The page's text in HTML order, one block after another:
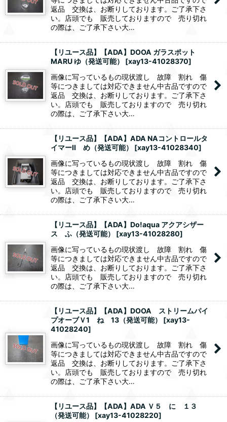
返品 交換は、お断りしております。ご了承下さ
い。店頭でも 販売しておりますので 売り切れ
の際は、ご了承下さい大…
【リユース品】【ADA】DOOA ガラスポット
MARU ゆ（発送可能）
[xay13-41028370]
画像に写っているもの現状渡し 故障 割れ 傷
等につきましては対応できません中古品ですので
返品 交換は、お断りしております。ご了承下さ
い。店頭でも 販売しておりますので 売り切れ
の際は、ご了承下さい大…
【リユース品】【ADA】ADA NAコントロールタ
イマーII め（発送可能）
[xay13-41028340]
画像に写っているもの現状渡し 故障 割れ 傷
等につきましては対応できません中古品ですので
返品 交換は、お断りしております。ご了承下さ
い。店頭でも 販売しておりますので 売り切れ
の際は、ご了承下さい大…
【リユース品】【ADA】Do!aqua アクアシザー
ス ふ（発送可能）
[xay13-41028280]
画像に写っているもの現状渡し 故障 割れ 傷
等につきましては対応できません中古品ですので
返品 交換は、お断りしております。ご了承下さ
い。店頭でも 販売しておりますので 売り切れ
の際は、ご了承下さい大…
【リユース品】【ADA】DOOA ストリームパイ
プオーブＶ1 ね 13（発送可能）
[xay13-
41028240]
画像に写っているもの現状渡し 故障 割れ 傷
等につきましては対応できません中古品ですので
返品 交換は、お断りしております。ご了承下さ
い。店頭でも 販売しておりますので 売り切れ
の際は、ご了承下さい大…
【リユース品】【ADA】ADA Ｖ５ に １３
（発送可能）
[xay13-41028220]